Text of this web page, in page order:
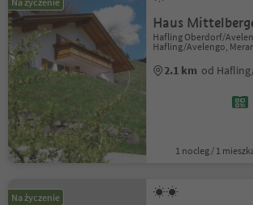
Haus
Hafling Oberdorf/
Hafling/Avelengo,
2.1 km od
1 nocleg / 1
Na życzenie